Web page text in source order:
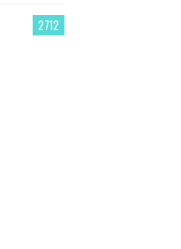
2712